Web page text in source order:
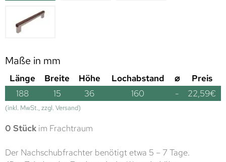
Maße in mm
Länge Breite Höhe Lochabstand ⌀
Preis
188
15 36 160 - 22,59€
(inkl. MwSt., zzgl. Versand)
0 Stück im Frachtraum
Der Nachschubfrachter benötigt etwa 5 – 7 Tage.